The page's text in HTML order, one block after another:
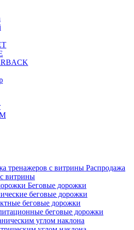
Распродажа
витрины
Беговые дорожки
беговые дорожки
беговые дорожки
беговые дорожки
углом наклона